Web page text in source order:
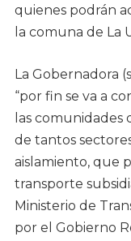
quienes podrán
la comuna de La
La Gobernadora
“por fin se va a
las
de tantos
aislamiento, que
transporte
Ministerio de
por el Gobierno